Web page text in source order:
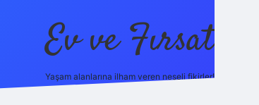
Ev ve Fırsat
Yaşam alanlarına ilham veren neşeli fikirler!